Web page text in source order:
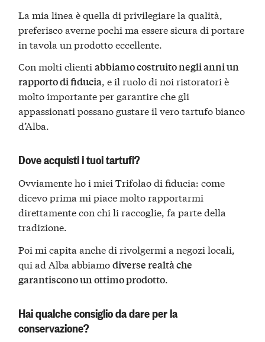
La mia linea è quella di privilegiare la qualità,
preferisco averne pochi ma essere sicura di portare
in tavola un prodotto eccellente.
Con molti clientiabbiamo costruito negli anni un
rapporto di fiducia, e il ruolo di noi ristoratori è
molto importante per garantire che gli
appassionati possano gustare il vero tartufo bianco
d’Alba.
Dove acquisti i tuoi tartufi?
Ovviamente ho i miei Trifolao di fiducia: come
dicevo prima mi piace molto rapportarmi
direttamente con chi li raccoglie, fa parte della
tradizione.
Poi mi capita anche di rivolgermi a negozi locali,
qui ad Alba abbiamodiverse realtà che
garantiscono un ottimo prodotto.
Hai qualche consiglio da dare per la
conservazione?